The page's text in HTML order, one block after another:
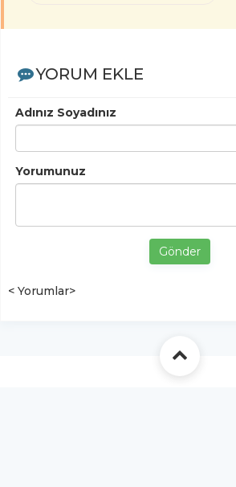
YORUM EKLE
Adınız Soyadınız
Yorumunuz
Gönder
< Yorumlar>